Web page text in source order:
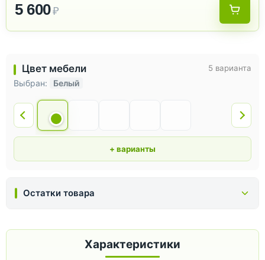
Цвет мебели
Выбран: Белый
5 варианта
+ варианты
5 600₽
Остатки товара
Характеристики